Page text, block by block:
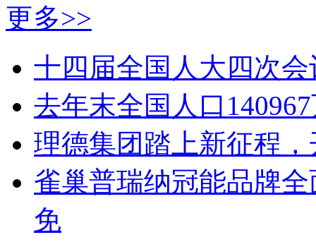
更多>>
十四届全国人大四次
去年末全国人口
理德集团踏上新征程
雀巢普瑞纳冠能品牌
免